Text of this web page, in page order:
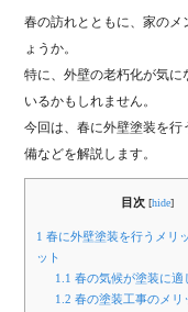
春の訪れとともに、家のメ
ょうか。
特に、外壁の老朽化が気
いるかもしれません。
今回は、春に外壁塗装を
備などを解説します。
目次 [hide]
1 春に外壁塗装を行うメリ
ット
1.1 春の気候が塗装に適
1.2 春の塗装工事のメリ